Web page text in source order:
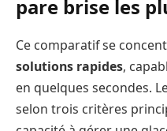
pare brise les
Ce comparatif se
solutions rapides,
en quelques secondes.
selon trois critères